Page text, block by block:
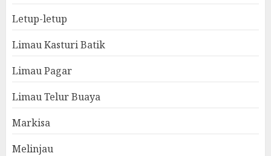
Letup-letup
Limau Kasturi Batik
Limau Pagar
Limau Telur Buaya
Markisa
Melinjau